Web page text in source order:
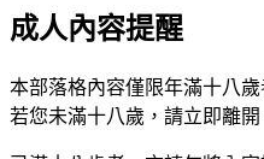
成人內容提醒
本部落格內容僅限年滿十八歲
若您未滿十八歲，請立即離開